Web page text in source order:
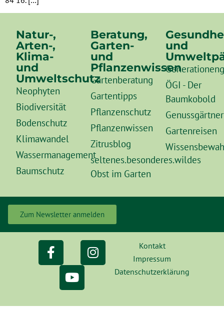
Natur-,
Arten-,
Klima-
und
Umweltschutz
Neophyten
Biodiversität
Bodenschutz
Klimawandel
Wassermanagement
Baumschutz
Beratung,
Garten-
und
Pflanzenwissen
Gartenberatung
Gartentipps
Pflanzenschutz
Pflanzenwissen
Zitrusblog
seltenes.besonderes.wildes
Obst im Garten
und
ÖGI - Der
Baumkobold
Gartenreisen
Zum Newsletter anmelden
Kontakt
Impressum
Datenschutzerklärung